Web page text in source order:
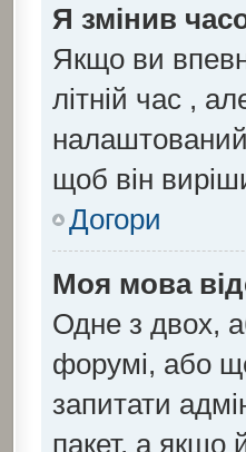
Я змінив
Якщо ви
літній час ,
налаштований
щоб він
Догори
Моя мова
Одне з двох,
форумі, або
запитати
пакет, а якщо